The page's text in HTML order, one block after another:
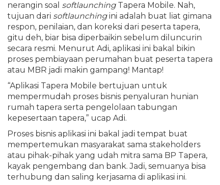
nerangin soal softlaunchingTapera Mobile. Nah,
tujuan dari softlaunchingini adalah buat liat gimana
respon, penilaian, dan koreksi dari peserta tapera,
gitu deh, biar bisa diperbaikin sebelum diluncurin
secara resmi. Menurut Adi, aplikasi ini bakal bikin
proses pembiayaan perumahan buat peserta tapera
atau MBR jadi makin gampang! Mantap!
“Aplikasi Tapera Mobile bertujuan untuk
mempermudah proses bisnis penyaluran hunian
rumah tapera serta pengelolaan tabungan
kepesertaan tapera,” ucap Adi.
Proses bisnis aplikasi ini bakal jadi tempat buat
mempertemukan masyarakat sama stakeholders
atau pihak-pihak yang udah mitra sama BP Tapera,
kayak pengembang dan bank. Jadi, semuanya bisa
terhubung dan saling kerjasama di aplikasi ini.